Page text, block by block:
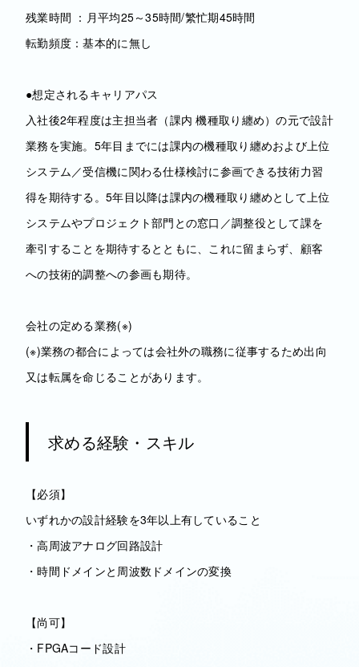
残業時間 ：月平均25～35時間/繁忙期45時間
転勤頻度：基本的に無し
●想定されるキャリアパス
入社後2年程度は主担当者（課内 機種取り纏め）の元で設計
業務を実施。5年目までには課内の機種取り纏めおよび上位
システム／受信機に関わる仕様検討に参画できる技術力習
得を期待する。5年目以降は課内の機種取り纏めとして上位
システムやプロジェクト部門との窓口／調整役として課を
牽引することを期待するとともに、これに留まらず、顧客
への技術的調整への参画も期待。
会社の定める業務(※)
(※)業務の都合によっては会社外の職務に従事するため出向
又は転属を命じることがあります。
求める経験・スキル
【必須】
いずれかの設計経験を3年以上有していること
・高周波アナログ回路設計
・時間ドメインと周波数ドメインの変換
【尚可】
・FPGAコード設計